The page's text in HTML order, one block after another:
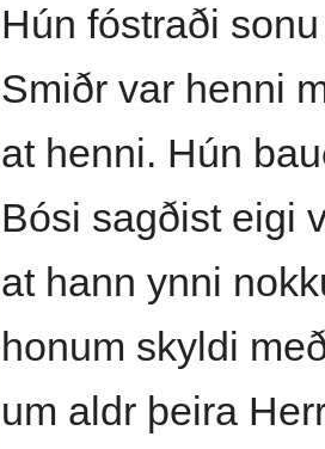
Hún fóstraði
Smiðr var henni
at henni. Hún
Bósi sagðist eigi
at hann ynni
honum skyldi
um aldr þeira